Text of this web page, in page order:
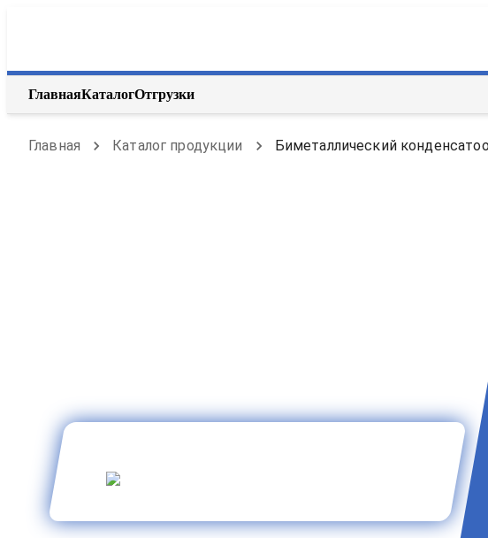
ГлавнаяКаталогОтгрузки
Главная Каталог продукции Биметаллический